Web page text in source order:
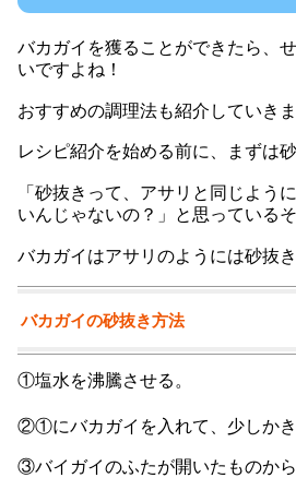
バカガイを獲ることができたら、
いですよね！
おすすめの調理法も紹介していきま
レシピ紹介を始める前に、まずは砂
「砂抜きって、アサリと同じよう
いんじゃないの？」と思っている
バカガイはアサリのようには砂抜
バカガイの砂抜き方法
①塩水を沸騰させる。
②①にバカガイを入れて、少しかき
③バイガイのふたが開いたものか